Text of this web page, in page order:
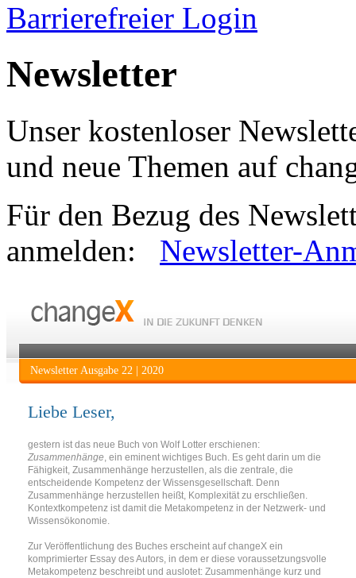
Barrierefreier Login
Newsletter
Unser kostenloser
und neue Themen auf
Für den Bezug des
anmelden: Newsletter-
Newsletter Ausgabe 22 | 2020
Liebe Leser,
gestern ist das neue Buch von Wolf Lotter erschienen:
Zusammenhänge , ein eminent wichtiges Buch. Es geht darin um die
Fähigkeit, Zusammenhänge herzustellen, als die zentrale, die
entscheidende Kompetenz der Wissensgesellschaft. Denn
Zusammenhänge herzustellen heißt, Komplexität zu erschließen.
Kontextkompetenz ist damit die Metakompetenz in der Netzwerk- und
Wissensökonomie.
Zur Veröffentlichung des Buches erscheint auf changeX ein
komprimierter Essay des Autors, in dem er diese voraussetzungsvolle
Metakompetenz beschreibt und auslotet: Zusammenhänge kurz und